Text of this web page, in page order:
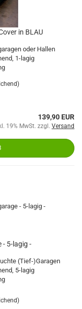
in BLAU
oder Hallen
1-lagig
139,90 EUR
19% MwSt. zzgl. Versand
- 5-lagig -
(Tief-)Garagen
5-lagig